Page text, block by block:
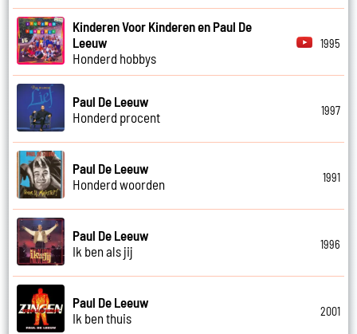
Kinderen Voor Kinderen en Paul De
Leeuw
Honderd hobbys
1995
Paul De Leeuw
Honderd procent
1997
Paul De Leeuw
Honderd woorden
1991
Paul De Leeuw
Ik ben als jij
1996
Paul De Leeuw
Ik ben thuis
2001